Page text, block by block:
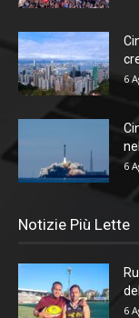
6
6
Notizie Più Lette
6